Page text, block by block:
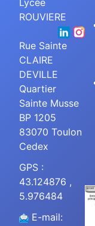
Lycée
ROUVIERE
Rue Sainte
CLAIRE
DEVILLE
Quartier
Sainte Musse
BP 1205
83070 Toulon
Cedex
GPS :
43.124876 ,
5.976484
E-mail: